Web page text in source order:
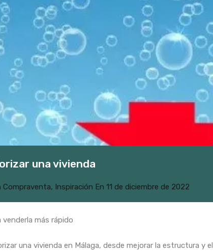
una vivienda
Compraventa, Inspiración En 11 de diciembre de 2022
más rápido
una vivienda en Málaga, desde mejorar la estructura y